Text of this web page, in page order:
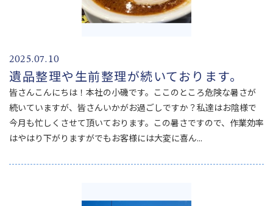
2025.07.10
遺品整理や生前整理が続いております。
皆さんこんにちは！本社の小磯です。ここのところ危険な暑さが
続いていますが、皆さんいかがお過ごしですか？私達はお陰様で
今月も忙しくさせて頂いております。この暑さですので、作業効率
はやはり下がりますがでもお客様には大変に喜ん...